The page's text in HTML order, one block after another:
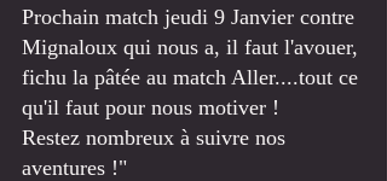
Prochain match jeudi 9 Janvier contre
Mignaloux qui nous a, il faut l'avouer,
fichu la pâtée au match Aller....tout ce
qu'il faut pour nous motiver !
Restez nombreux à suivre nos
aventures !"